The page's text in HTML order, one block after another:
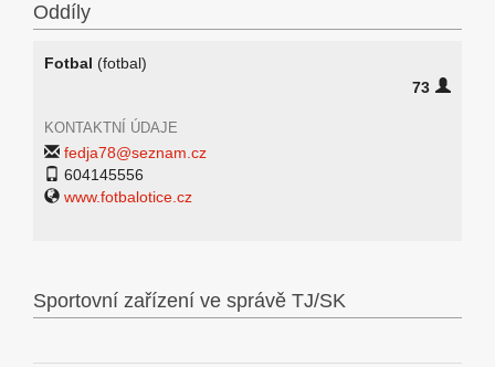
Oddíly
Fotbal (fotbal)
73
KONTAKTNÍ ÚDAJE
fedja78@seznam.cz
604145556
www.fotbalotice.cz
Sportovní zařízení ve správě TJ/SK